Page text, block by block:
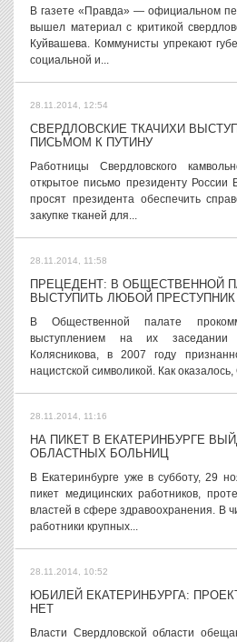
В газете «Правда» — официальном
вышел материал с критикой
Куйвашева. Коммунисты упрекают
социальной и...
28.11.2014, 12:54
СВЕРДЛОВСКИЕ ТКАЧИХИ
ПИСЬМОМ К ПУТИНУ
Работницы Свердловского
открытое письмо президенту России
просят президента обеспечить
закупке тканей для...
28.11.2014, 11:58
ПРЕЦЕДЕНТ: В ОБЩЕСТВЕННОЙ
ВЫСТУПИТЬ ЛЮБОЙ ПРЕСТУПНИК
В Общественной палате
выступлением на их заседании
Колясникова, в 2007 году
нацистской символикой. Как
28.11.2014, 11:16
НА ПИКЕТ В ЕКАТЕРИНБУРГЕ
ОБЛАСТНЫХ БОЛЬНИЦ
В Екатеринбурге уже в субботу, 29
пикет медицинских работников,
властей в сфере здравоохранения. В
работники крупных...
28.11.2014, 10:52
ЮБИЛЕЙ ЕКАТЕРИНБУРГА:
НЕТ
Власти Свердловской области